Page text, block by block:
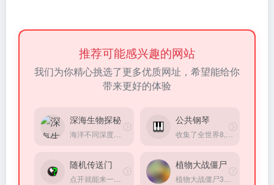
推荐可能感兴趣的网站
我们为你精心挑选了更多优质网址，希望能给你
带来更好的体验
深海生物探秘 公共钢琴
收集了全世界8,391架公共钢琴，你可以输入一个地点查找附近的钢琴
随机传送门 植物大战僵尸
植物大战僵尸3游戏资讯站点